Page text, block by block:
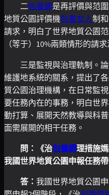
二包養網是再評價與范
地質公園評價機包養女人制
請求，明白了世界地質公園
（等于）10%兩類情形的請
三是監視與治理軌制。
維護地系統的關系，提出了
質公園治理機構，在日常監
要任務內在的事務，明白世
動打算、展開天然教導與科
面需展開的相干任務。
問：《治包養網理措施
我國世界地質公園申報任務
答：我國世界地質公園